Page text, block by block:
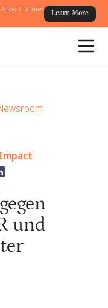
Cultures
Learn More
Impact
und